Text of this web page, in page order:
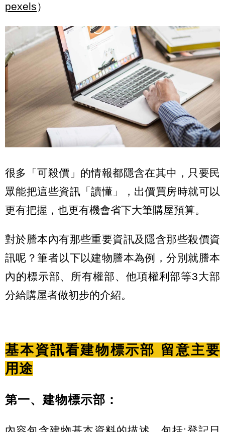
pexels）
很多「可殺價」的情報都隱含在其中，只要民
眾能把這些資訊「讀懂」，出價買房時就可以
更有把握，也更有機會省下大筆購屋預算。
對於謄本內有那些重要資訊及隱含那些殺價資
訊呢？筆者以下以建物謄本為例，分別就謄本
內的標示部、所有權部、他項權利部等3大部
分給購屋者做初步的介紹。
基本資訊看建物標示部 留意主要
用途
第一、建物標示部：